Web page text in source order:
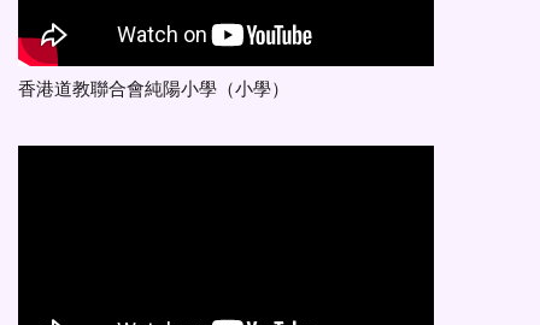
香港道教聯合會純陽小學（小學）